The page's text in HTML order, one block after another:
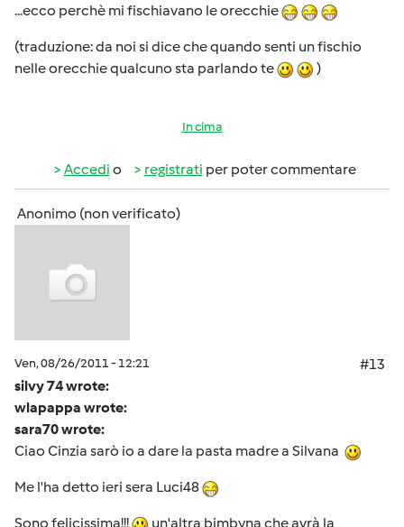
...ecco perchè mi fischiavano le orecchie
(traduzione: da noi si dice che quando senti un fischio
nelle orecchie qualcuno sta parlando te
)
In cima
Accedi o registrati per poter commentare
Anonimo (non verificato)
Ven, 08/26/2011 - 12:21
#13
silvy 74 wrote:
wlapappa wrote:
sara70 wrote:
Ciao Cinzia sarò io a dare la pasta madre a Silvana
Me l'ha detto ieri sera Luci48
Sono felicissima!!! un'altra bimbyna che avrà la